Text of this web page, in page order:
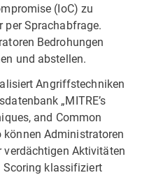
(IoC) zu
per Sprachabfrage.
Bedrohungen
und abstellen.
Angriffstechniken
„MITRE’s
and Common
können Administratoren
Aktivitäten
Scoring klassifiziert